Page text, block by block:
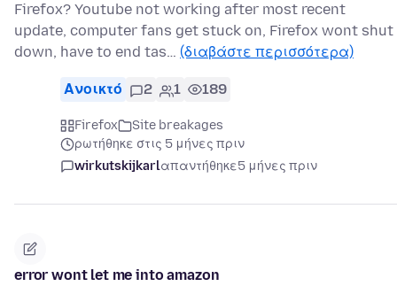
Firefox? Youtube not working after most recent
update, computer fans get stuck on, Firefox wont shut
down, have to end tas… (διαβάστε περισσότερα)
Ανοικτό 2 1 189
Firefox
Site breakages
ρωτήθηκε στις 5 μήνες πριν
wirkutskijkarlαπαντήθηκε5 μήνες πριν
error wont let me into amazon